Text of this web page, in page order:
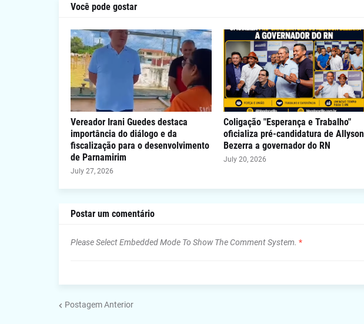
Você pode gostar
Vereador Irani Guedes destaca
importância do diálogo e da
fiscalização para o desenvolvimento
de Parnamirim
July 27, 2026
Coligação "Esperança e Trabalho"
oficializa pré-candidatura de Allyson
Bezerra a governador do RN
July 20, 2026
Postar um comentário
Please Select Embedded Mode To Show The Comment System. *
Postagem Anterior